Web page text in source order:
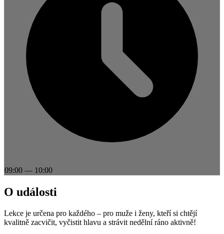
09:00 — 10:00
O události
Lekce je určena pro každého – pro muže i ženy, kteří si chtějí
kvalitně zacvičit, vyčistit hlavu a strávit nedělní ráno aktivně!